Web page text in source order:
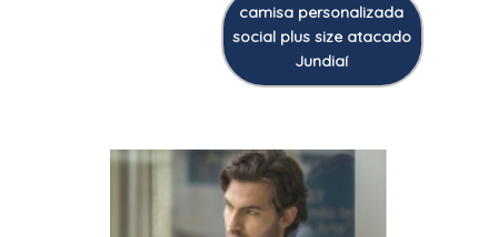
camisa personalizada
social plus size atacado
Jundiaí